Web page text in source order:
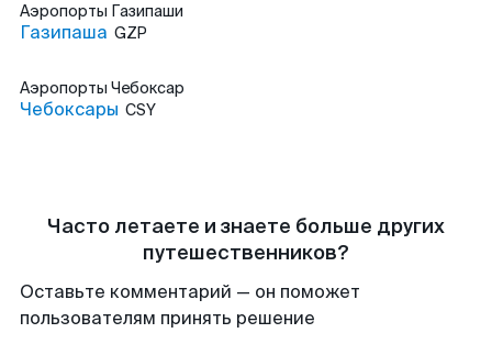
Аэропорты Газипаши
Газипаша GZP
Аэропорты Чебоксар
Чебоксары CSY
Часто летаете и знаете больше других
путешественников?
Оставьте комментарий — он поможет
пользователям принять решение